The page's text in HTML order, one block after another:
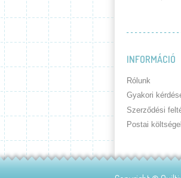
INFORMÁCIÓ
Rólunk
Gyakori
Szerződési
Postai